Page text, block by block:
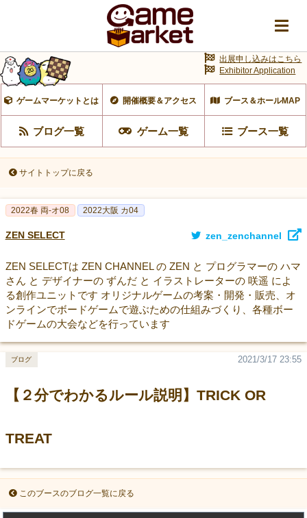
ゲームマーケットとは 開催概要＆アクセス ブース＆ホールMAP
ブログ一覧 ゲーム一覧 ブース一覧
出展申し込みはこちら
Exhibitor Application
サイトトップに戻る
2022春 両-オ08 2022大阪 カ04
ZEN SELECT zen_zenchannel
ZEN SELECTは ZEN CHANNEL の ZEN と プログラマーの ハマ
さん と デザイナーの ずんだ と イラストレーターの 咲遥 によ
る創作ユニットです オリジナルゲームの考案・開発・販売、オ
ンラインでボードゲームで遊ぶための仕組みづくり、各種ボー
ドゲームの大会などを行っています
【２分でわかるルール説明】TRICK OR
TREAT
2021/3/17 23:55
ブログ
このブースのブログ一覧に戻る